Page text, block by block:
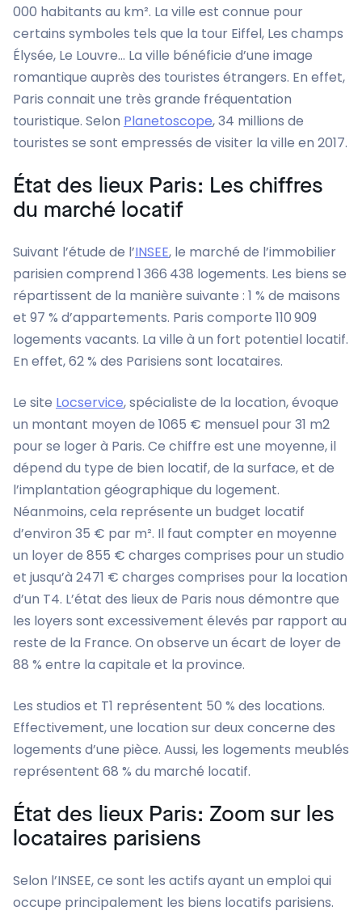
000 habitants au km². La ville est connue pour
certains symboles tels que la tour Eiffel, Les champs
Élysée, Le Louvre… La ville bénéficie d’une image
romantique auprès des touristes étrangers. En effet,
Paris connait une très grande fréquentation
touristique. Selon Planetoscope, 34 millions de
touristes se sont empressés de visiter la ville en 2017.
État des lieux Paris: Les chiffres
du marché locatif
Suivant l’étude de l’INSEE, le marché de l’immobilier
parisien comprend 1 366 438 logements. Les biens se
répartissent de la manière suivante : 1 % de maisons
et 97 % d’appartements. Paris comporte 110 909
logements vacants. La ville à un fort potentiel locatif.
En effet, 62 % des Parisiens sont locataires.
Le site Locservice, spécialiste de la location, évoque
un montant moyen de 1065 € mensuel pour 31 m2
pour se loger à Paris. Ce chiffre est une moyenne, il
dépend du type de bien locatif, de la surface, et de
l’implantation géographique du logement.
Néanmoins, cela représente un budget locatif
d’environ 35 € par m². Il faut compter en moyenne
un loyer de 855 € charges comprises pour un studio
et jusqu’à 2471 € charges comprises pour la location
d’un T4. L’état des lieux de Paris nous démontre que
les loyers sont excessivement élevés par rapport au
reste de la France. On observe un écart de loyer de
88 % entre la capitale et la province.
Les studios et T1 représentent 50 % des locations.
Effectivement, une location sur deux concerne des
logements d’une pièce. Aussi, les logements meublés
représentent 68 % du marché locatif.
État des lieux Paris: Zoom sur les
locataires parisiens
Selon l’INSEE, ce sont les actifs ayant un emploi qui
occupe principalement les biens locatifs parisiens.